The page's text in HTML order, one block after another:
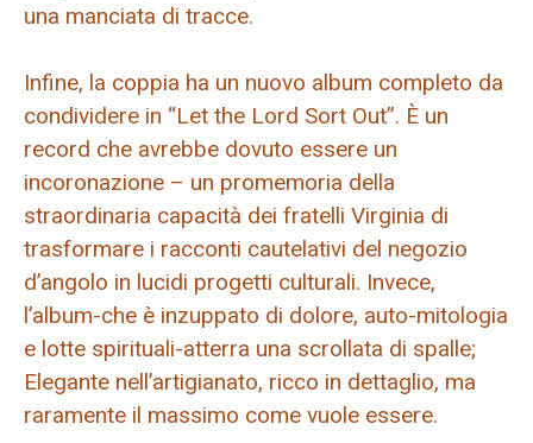
una manciata di tracce.
Infine, la coppia ha un nuovo album completo da
condividere in “Let the Lord Sort Out”. È un
record che avrebbe dovuto essere un
incoronazione – un promemoria della
straordinaria capacità dei fratelli Virginia di
trasformare i racconti cautelativi del negozio
d’angolo in lucidi progetti culturali. Invece,
l’album-che è inzuppato di dolore, auto-mitologia
e lotte spirituali-atterra una scrollata di spalle;
Elegante nell’artigianato, ricco in dettaglio, ma
raramente il massimo come vuole essere.